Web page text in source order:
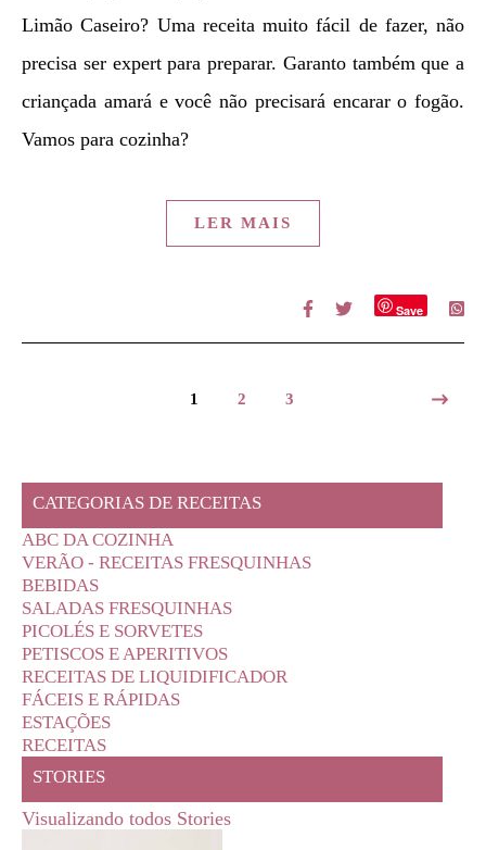
Limão Caseiro? Uma receita muito fácil de fazer, não
precisa ser expert para preparar. Garanto também que a
criançada amará e você não precisará encarar o fogão.
Vamos para cozinha?
LER MAIS
Save
1 2 3
CATEGORIAS DE RECEITAS
ABC DA COZINHA
VERÃO - RECEITAS FRESQUINHAS
BEBIDAS
SALADAS FRESQUINHAS
PICOLÉS E SORVETES
PETISCOS E APERITIVOS
RECEITAS DE LIQUIDIFICADOR
FÁCEIS E RÁPIDAS
ESTAÇÕES
RECEITAS
STORIES
Visualizando todos Stories